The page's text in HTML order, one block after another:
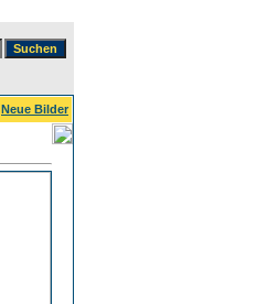
Neue Bilder